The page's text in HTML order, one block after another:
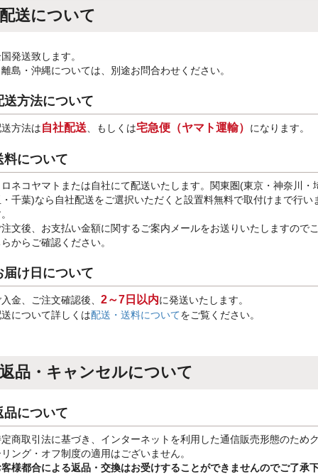
配送について
発送致します。
島・沖縄については、別途お問合わせください。
送方法について
方法は自社配送、もしくは宅急便（ヤマト運輸） になります。
料について
ネコヤマトまたは自社にて配送いたします。関東圏(東京・神奈川・
千葉)なら自社配送をご選択いただくと設置料無料で取付けまで行い
文後、お支払い金額に関するご案内メールをお送りいたしますので
からご確認ください。
届け日について
金、ご注文確認後、 2～7日以内に発送いたします。
について詳しくは配送・送料についてをご覧ください。
返品・キャンセルについて
品について
商取引法に基づき、インターネットを利用した通信販売形態のため
ング・オフ制度の適用はございません。
様都合による返品・交換はお受けすることができませんのでご了承